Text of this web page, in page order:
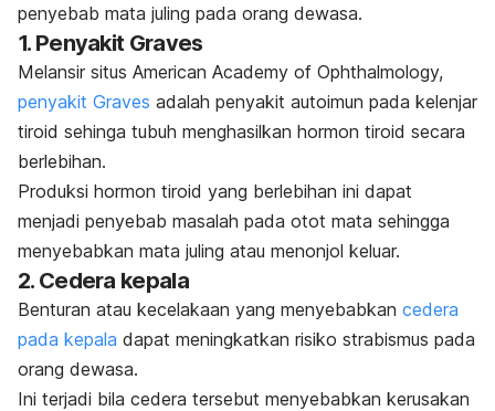
penyebab mata juling pada orang dewasa.
1. Penyakit Graves
Melansir situs American Academy of Ophthalmology,
penyakit Graves adalah penyakit autoimun pada kelenjar
tiroid sehinga tubuh menghasilkan hormon tiroid secara
berlebihan.
Produksi hormon tiroid yang berlebihan ini dapat
menjadi penyebab masalah pada otot mata sehingga
menyebabkan mata juling atau menonjol keluar.
2. Cedera kepala
Benturan atau kecelakaan yang menyebabkan cedera
pada kepala dapat meningkatkan risiko strabismus pada
orang dewasa.
Ini terjadi bila cedera tersebut menyebabkan kerusakan